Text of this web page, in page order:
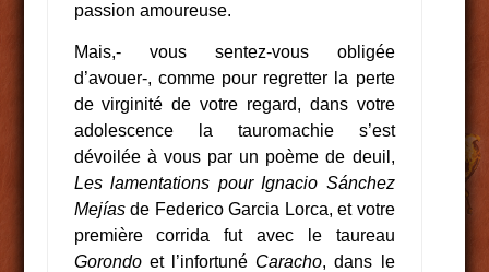
passion amoureuse.
Mais,- vous sentez-vous obligée
d’avouer-, comme pour regretter la perte
de virginité de votre regard, dans votre
adolescence la tauromachie s’est
dévoilée à vous par un poème de deuil,
Les lamentations pour Ignacio Sánchez
Mejíasde Federico Garcia Lorca, et votre
première corrida fut avec le taureau
Gorondo et l’infortuné Caracho, dans le